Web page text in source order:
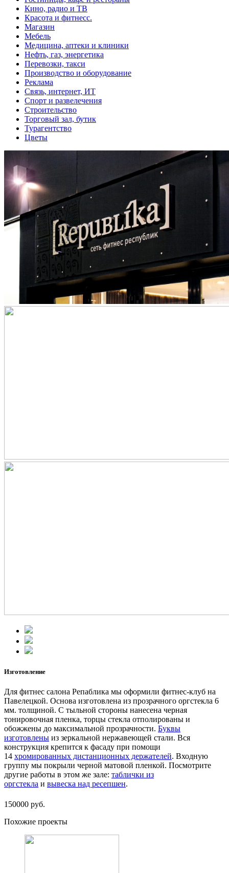
Кино, радио и ТВ
Красота и фитнесс.
Магазин
Мебель
Медицина, аптеки и клиники
Нефть, газ, энергетика
Перевозки, такси
Производство и оборудование
Реклама
Связь, интернет, ИТ
Спорт и развелечения
Строительство
Торговый зал, бутик
Турагентство
Цветы
Изготовление
Для фитнес салона Репаблика мы оформили фитнес-клуб на
Павелецкой. Основа изготовлена из прозрачного оргстекла 6
мм. толщиной. С тыльной стороны нанесена черная
тонировочная пленка, торцы стекла отполированы и
обожжены до максимальной прозрачности. Буквы
изготовлены из зеркальной нержавеющей стали. Вся
конструкция крепится к фасаду при помощи
14 хромированных дистанционных держателей. Входную
группу мы покрыли черной матовой пленкой. Посмотрите
другие работы в этом же зале: таблички из
оргстекла и вывеска над ресепшен.
150000 руб.
Похожие проекты